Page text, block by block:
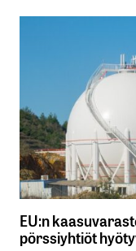
EU:n
pörssiyhtiöt